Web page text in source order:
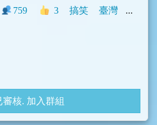
759 3 搞笑 臺灣 動漫
加入群組